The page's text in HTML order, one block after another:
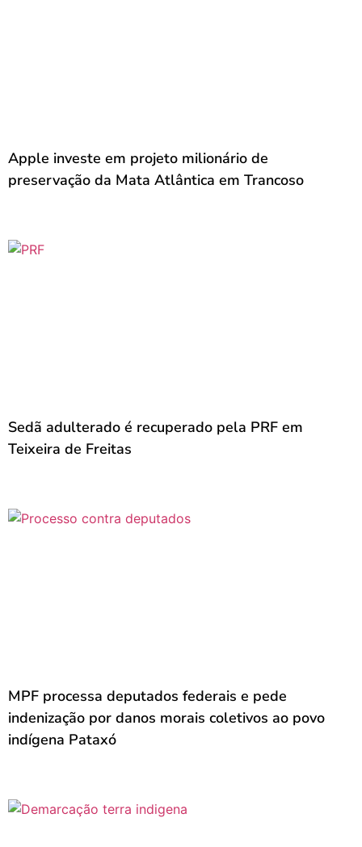
Apple investe em projeto milionário de
preservação da Mata Atlântica em Trancoso
Sedã adulterado é recuperado pela PRF em
Teixeira de Freitas
MPF processa deputados federais e pede
indenização por danos morais coletivos ao povo
indígena Pataxó